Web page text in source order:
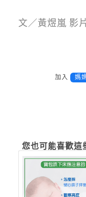
文／黃煜嵐 影
加入 媽
您也可能喜歡這